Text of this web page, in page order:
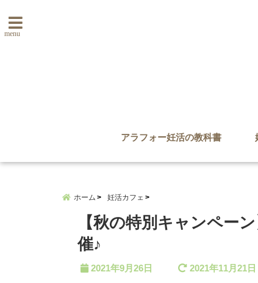
menu
アラフォー妊活の教科書
ホーム 妊活カフェ
【秋の特別キャンペー
催♪
2021年9月26日 2021年11月21日